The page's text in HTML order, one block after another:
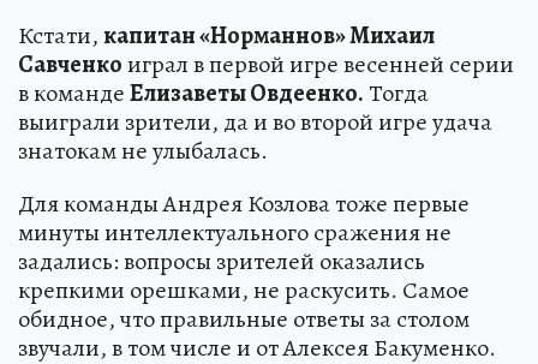
Кстати,капитан «Норманнов» Михаил
Савченкоиграл в первой игре весенней серии
в командеЕлизаветы Овдеенко.Тогда
выиграли зрители, да и во второй игре удача
знатокам не улыбалась.
Для команды Андрея Козлова тоже первые
минуты интеллектуального сражения не
задались: вопросы зрителей оказались
крепкими орешками, не раскусить. Самое
обидное, что правильные ответы за столом
звучали, в том числе и от Алексея Бакуменко.